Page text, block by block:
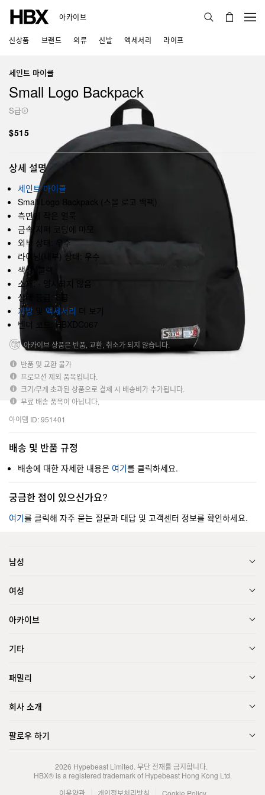
아카이브
신상품 브랜드 의류 신발 액세서리 라이프
세인트 마이클
Small Logo Backpack
S급
$515
상세 설명
세인트 마이클
Small Logo Backpack (스몰 로고 백팩)
측면에 작은 얼룩
금속 지퍼 코팅에 마모
외부 상태: 우수
라이닝(내부) 상태: 우수
색상: 블랙
소재: - 명시되지 않음
상태 등급: S급
가방
액세서리 더 보기
벤더 코드: HBXDC067
아카이브 상품은 반품, 교환, 취소가 되지 않습니다.
반품 및 교환 불가
프로모션 제외 품목입니다.
크기/무게 초과된 상품으로 결제 시 배송비가 추가됩니다.
무료 배송 품목이 아닙니다.
아이템 ID: 951401
배송 및 반품 규정
배송에 대한 자세한 내용은 여기를 클릭하세요.
궁금한 점이 있으신가요?
여기를 클릭해 자주 묻는 질문과 대답 및 고객센터 정보를 확인하세요.
남성
여성
아카이브
기타
패밀리
회사 소개
팔로우 하기
2026 Hypebeast Limited. 무단 전재를 금지합니다.
HBX® is a registered trademark of Hypebeast Hong Kong Ltd.
이용약관
개인정보처리방침 Cookie Policy